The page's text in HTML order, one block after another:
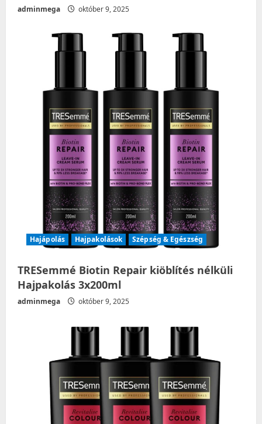
adminmega október 9, 2025
Hajápolás Hajpakolások Szépség & Egészség
TRESemmé Biotin Repair kiöblítés nélküli
Hajpakolás 3x200ml
adminmega október 9, 2025